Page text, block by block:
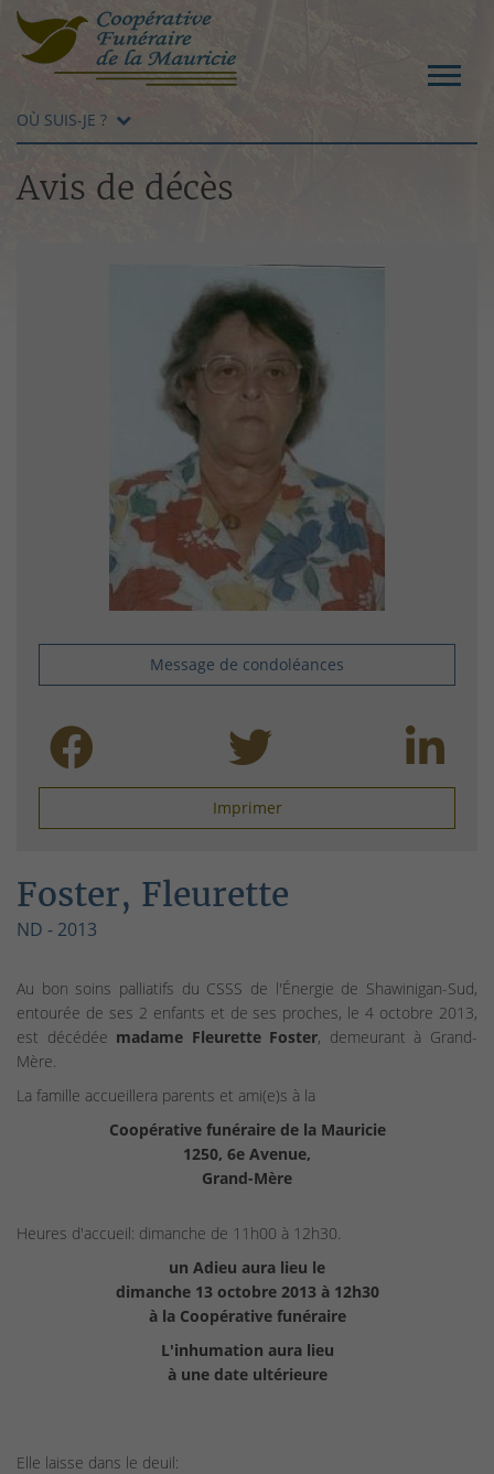
OÙ SUIS-JE ?
Avis de décès
Message de condoléances
Imprimer
Foster, Fleurette
ND - 2013
Au bon soins palliatifs du CSSS de l'Énergie de Shawinigan-Sud,
entourée de ses 2 enfants et de ses proches, le 4 octobre 2013,
est décédée madame Fleurette Foster, demeurant à Grand-
Mère.
La famille accueillera parents et ami(e)s à la
Coopérative funéraire de la Mauricie
1250, 6e Avenue,
Grand-Mère
Heures d'accueil: dimanche de 11h00 à 12h30.
un Adieu aura lieu le
dimanche 13 octobre 2013 à 12h30
à la Coopérative funéraire
L'inhumation aura lieu
à une date ultérieure
Elle laisse dans le deuil: